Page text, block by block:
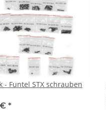
- Funtel STX schrauben
€ *